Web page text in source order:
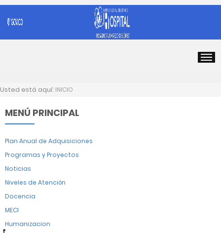
Usted está aquí: INICIO
MENÚ PRINCIPAL
Plan Anual de Adquisiciones
Programas y Proyectos
Noticias
Niveles de Atención
Docencia
MECI
Humanizacion